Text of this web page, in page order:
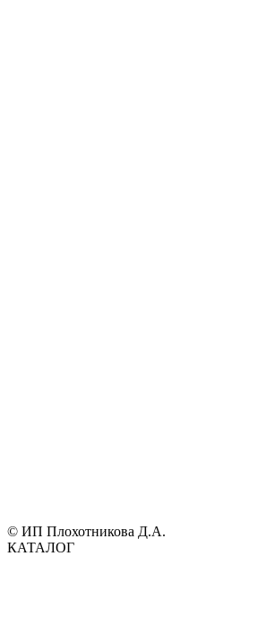
© ИП Плохотникова Д.А.
КАТАЛОГ